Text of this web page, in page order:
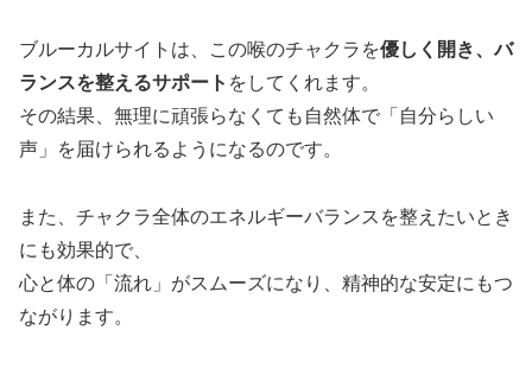
ブルーカルサイトは、この喉のチャクラを優しく開き、バ
ランスを整えるサポート をしてくれます。
その結果、無理に頑張らなくても自然体で「自分らしい
声」を届けられるようになるのです。
また、チャクラ全体のエネルギーバランスを整えたいとき
にも効果的で、
心と体の「流れ」がスムーズになり、精神的な安定にもつ
ながります。